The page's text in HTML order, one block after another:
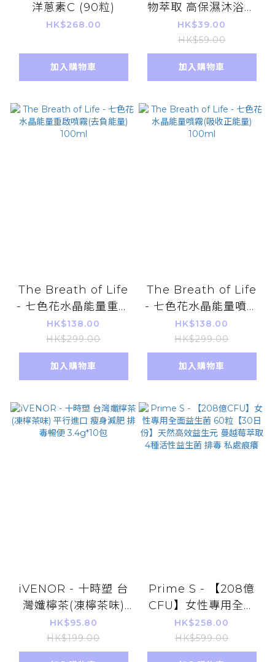
洋蔥素C (90粒)
HK$268.00
加入購物車
物萃取 高保濕沐浴露
滋養沐浴乳 360g 補
充裝
HK$39.00
HK$59.00
加入購物車
The Breath of Life
- 七色花水晶能量重啟
噴霧(去負能量)
100ml
HK$138.00
HK$299.00
加入購物車
The Breath of Life
- 七色花水晶能量噴霧
(吸收正能量) 100ml
HK$138.00
HK$299.00
加入購物車
iVENOR - 十時塑 台
灣孅檸茶(凍檸茶味)
平行進口 瘦身減肥 排
毒暢便 3.4g*10包
HK$95.80
HK$199.00
Prime S - 【208億
CFU】女性專用全面
益生菌 60粒【30日
份】天然高效益生元
蔓越莓萃取 4種活性益
HK$258.00
HK$599.00